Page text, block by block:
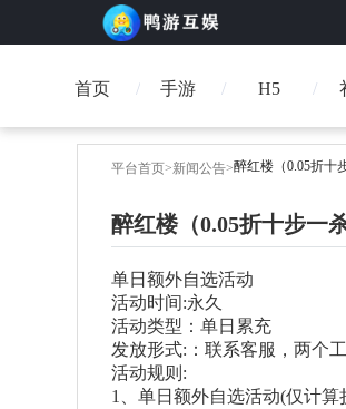
首页 手游 H5
平台首页>新闻公告>醉红楼（0.05折十
醉红楼（0.05折十步一
单日额外自选活动
活动时间:永久
活动类型：单日累充
发放形式:：联系客服，两个
活动规则:
1、单日额外自选活动(仅计